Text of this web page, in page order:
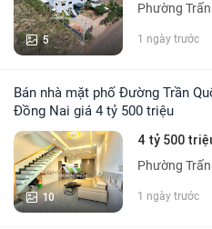
5
Phường
1 ngày trước
Bán nhà mặt phố Đường Trần Quốc Toản, An Bình, Biên Hòa,
Đồng Nai giá 4 tỷ 500 triệu
10
4 tỷ 500
Phường
1 ngày trước